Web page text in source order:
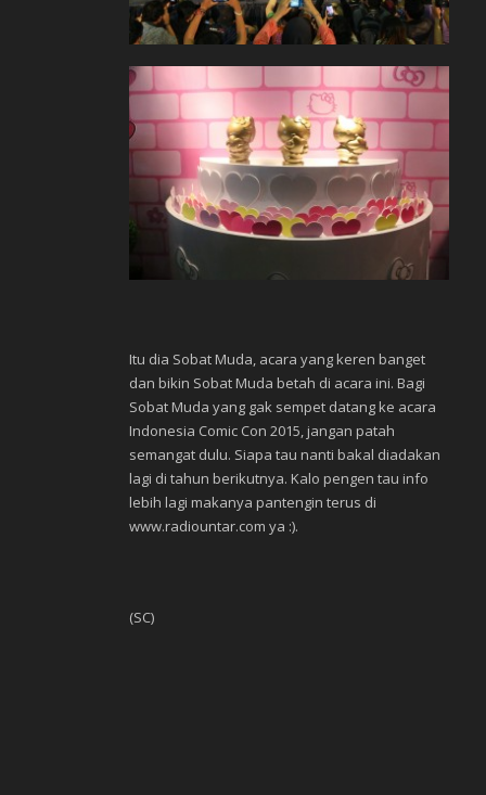
Itu dia Sobat Muda, acara yang keren banget
dan bikin Sobat Muda betah di acara ini. Bagi
Sobat Muda yang gak sempet datang ke acara
Indonesia Comic Con 2015, jangan patah
semangat dulu. Siapa tau nanti bakal diadakan
lagi di tahun berikutnya. Kalo pengen tau info
lebih lagi makanya pantengin terus di
www.radiountar.com ya :).
(SC)